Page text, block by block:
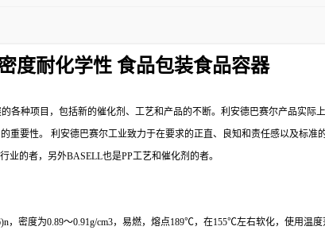
度耐化学性 食品包装食品容器
各种项目，包括新的催化剂、工艺和产品的不断。利安德巴赛尔产品实际
重要性。
利安德巴赛尔工业致力于在要求的正直、良知和责任感以及标
业的者，另外BASELL也是PP工艺和催化剂的者。
，密度为0.89～0.91g/cm3，易燃，熔点189℃，在155℃左右软化，使用温